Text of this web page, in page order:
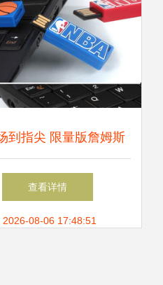
到指尖 限量版詹姆斯
U盘的硬件研发之路
查看详情
2026-08-06 17:48:51